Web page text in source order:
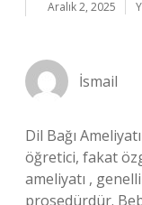
Aralık 2, 2025
İsmail
Dil Bağı
öğretici, fakat
ameliyatı ,
prosedürdür.